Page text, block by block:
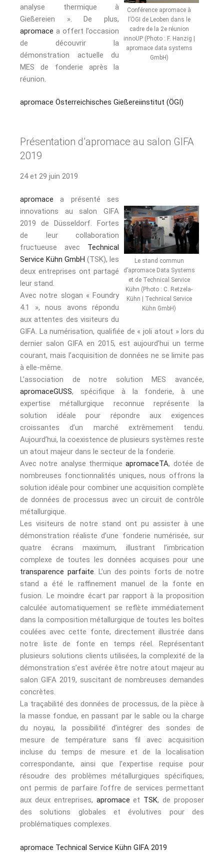
Conférence apromace à
l’ÖGI de Leoben dans le
cadre de la 2e réunion
innoUP (Photo : F. Hanzig |
apromace data systems
GmbH)
analyse thermique à
Gießereien ». De plus,
apromace a offert l’occasion
de découvrir la
démonstration actuelle du
MES de fonderie après la
réunion.
apromace Österreichisches Gießereiinstitut (ÖGI)
Présentation d’apromace au salon GIFA
2019
24 et 29 juin 2019
Le stand commun
d’apromace Data Systems
et de Technical Service
Kühn (Photo : C. Retzela-
Kühn | Technical Service
Kühn GmbH)
apromace a présenté ses
innovations au salon GIFA
2019 de Düsseldorf. Fortes
de leur collaboration
fructueuse avec Technical
Service Kühn GmbH (TSK), les
deux entreprises ont partagé
leur stand.
Avec notre slogan « Foundry
4.1 », nous avons répondu
aux attentes des visiteurs du
GIFA. La numérisation, qualifiée de « joli atout » lors du
dernier salon GIFA en 2015, est aujourd’hui un terme
courant, mais l’acquisition de données ne se limite pas
à elle-même.
L’association de notre solution MES avancée,
apromaceGUSS, spécifique à la fonderie, à une
expertise métallurgique reconnue représente la
solution idéale pour répondre aux exigences
croissantes d’un marché extrêmement tendu.
Aujourd’hui, la coexistence de plusieurs systèmes reste
un atout majeur dans le secteur de la fonderie.
Avec notre analyse thermiqueapromaceTA, dotée de
nombreuses fonctionnalités uniques, nous offrons la
solution idéale pour combiner une acquisition complète
de données de processus avec un circuit de contrôle
métallurgique.
Les visiteurs de notre stand ont pu assister à une
démonstration réaliste d’une fonderie numérisée, sur
quatre écrans maximum, illustrant l’imbrication
complexe de toutes les données acquises pour une
transparence parfaite. L’un des points forts de notre
stand a été le raffinement manuel de la fonte en
fusion. Le moindre écart par rapport à la proposition
calculée automatiquement se reflète immédiatement
dans la composition métallurgique de toutes les boîtes
coulées avec cette fonte, directement illustrée dans
notre liste de fonte en temps réel. Représentant
plusieurs solutions clients utilisées, la complexité de la
démonstration s’est avérée être notre atout majeur au
salon GIFA 2019, suscitant de nombreuses demandes
concrètes.
La traçabilité des données de processus, de la pièce à
la masse fondue, en passant par le sable ou la charge
du noyau, la possibilité d’intégrer des sondes de
mesure de température sans fil avec acquisition
incluse du temps de mesure et de la localisation
correspondante, ainsi que l’expertise requise pour
résoudre des problèmes métallurgiques spécifiques,
ont permis de parfaire l’offre de services permettant
aux deux entreprises, apromace et TSK, de proposer
des solutions globales et évolutives pour des
problématiques complexes.
apromace Technical Service Kühn GIFA 2019